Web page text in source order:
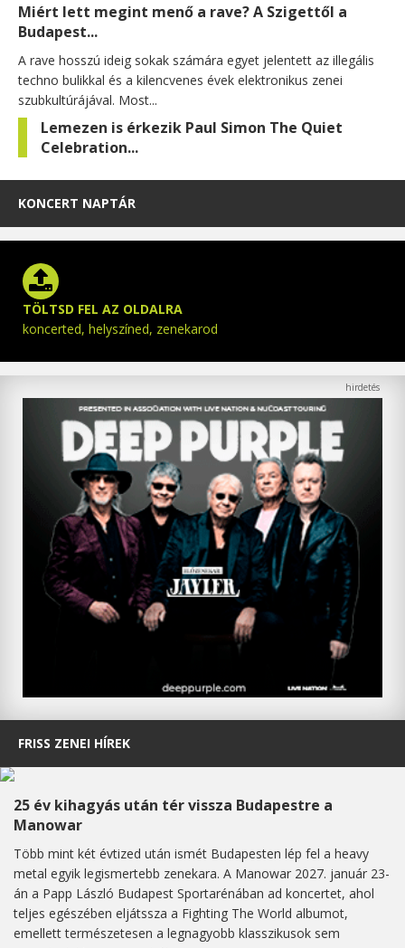
Miért lett megint menő a rave? A Szigettől a
Budapest...
A rave hosszú ideig sokak számára egyet jelentett az illegális
techno bulikkal és a kilencvenes évek elektronikus zenei
szubkultúrájával. Most...
Lemezen is érkezik Paul Simon The Quiet
Celebration...
KONCERT NAPTÁR
TÖLTSD FEL AZ OLDALRA
koncerted, helyszíned, zenekarod
FRISS ZENEI HÍREK
25 év kihagyás után tér vissza Budapestre a
Manowar
Több mint két évtized után ismét Budapesten lép fel a heavy
metal egyik legismertebb zenekara. A Manowar 2027. január 23-
án a Papp László Budapest Sportarénában ad koncertet, ahol
teljes egészében eljátssza a Fighting The World albumot,
emellett természetesen a legnagyobb klasszikusok sem